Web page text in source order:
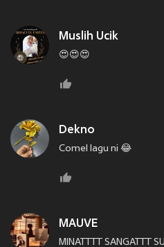
Muslih Ucik
😍😍😍
Dekno
Comel lagu ni 😂
MAUVE
MINATTTT SANGATTT